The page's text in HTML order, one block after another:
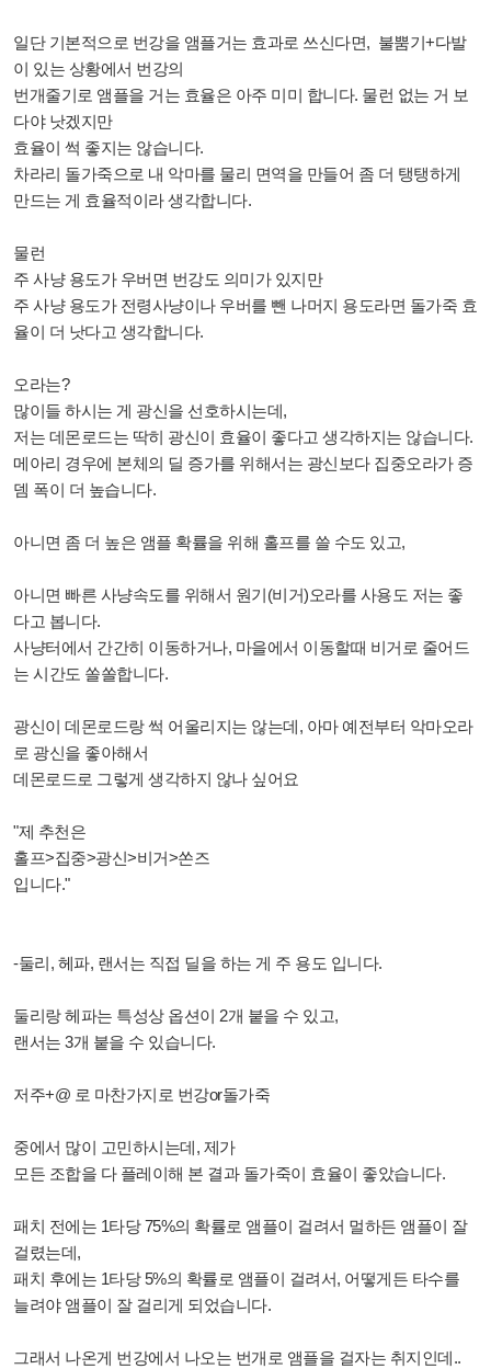
일단 기본적으로 번강을 앰플거는 효과로 쓰신다면, 불뿜기+다발
이 있는 상황에서 번강의
번개줄기로 앰플을 거는 효율은 아주 미미 합니다. 물런 없는 거 보
다야 낫겠지만
효율이 썩 좋지는 않습니다.
차라리 돌가죽으로 내 악마를 물리 면역을 만들어 좀 더 탱탱하게
만드는 게 효율적이라 생각합니다.
물런
주 사냥 용도가 우버면 번강도 의미가 있지만
주 사냥 용도가 전령사냥이나 우버를 뺀 나머지 용도라면 돌가죽 효
율이 더 낫다고 생각합니다.
오라는?
많이들 하시는 게 광신을 선호하시는데,
저는 데몬로드는 딱히 광신이 효율이 좋다고 생각하지는 않습니다.
메아리 경우에 본체의 딜 증가를 위해서는 광신보다 집중오라가 증
뎀 폭이 더 높습니다.
아니면 좀 더 높은 앰플 확률을 위해 홀프를 쓸 수도 있고,
아니면 빠른 사냥속도를 위해서 원기(비거)오라를 사용도 저는 좋
다고 봅니다.
사냥터에서 간간히 이동하거나, 마을에서 이동할때 비거로 줄어드
는 시간도 쏠쏠합니다.
광신이 데몬로드랑 썩 어울리지는 않는데, 아마 예전부터 악마오라
로 광신을 좋아해서
데몬로드로 그렇게 생각하지 않나 싶어요
"제 추천은
홀프>집중>광신>비거>쏜즈
입니다."
-둘리, 헤파, 랜서는 직접 딜을 하는 게 주 용도 입니다.
둘리랑 헤파는 특성상 옵션이 2개 붙을 수 있고,
랜서는 3개 붙을 수 있습니다.
저주+@ 로 마찬가지로 번강or돌가죽
중에서 많이 고민하시는데, 제가
모든 조합을 다 플레이해 본 결과 돌가죽이 효율이 좋았습니다.
패치 전에는 1타당 75%의 확률로 앰플이 걸려서 멀하든 앰플이 잘
걸렸는데,
패치 후에는 1타당 5%의 확률로 앰플이 걸려서, 어떻게든 타수를
늘려야 앰플이 잘 걸리게 되었습니다.
그래서 나온게 번강에서 나오는 번개로 앰플을 걸자는 취지인데..